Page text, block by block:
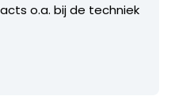
o.a. bij de techniek